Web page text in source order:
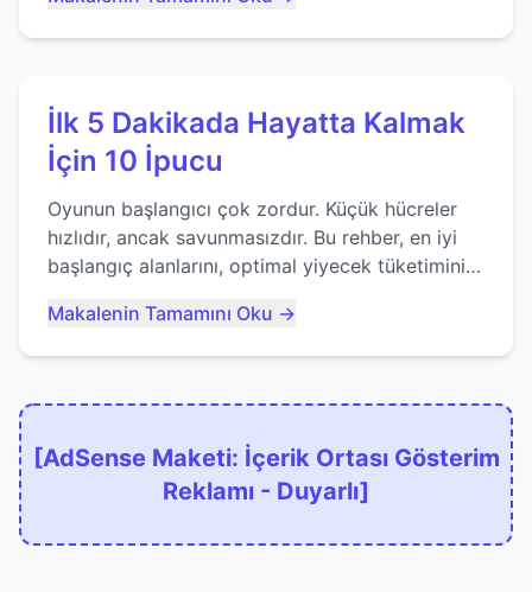
İlk 5 Dakikada Hayatta Kalmak
İçin 10 İpucu
Oyunun başlangıcı çok zordur. Küçük hücreler
hızlıdır, ancak savunmasızdır. Bu rehber, en iyi
başlangıç alanlarını, optimal yiyecek tüketimini
kaçınacağınızı anlatıyor...
Makalenin Tamamını Oku →
[AdSense Maketi: İçerik Ortası Gösterim
Reklamı - Duyarlı]